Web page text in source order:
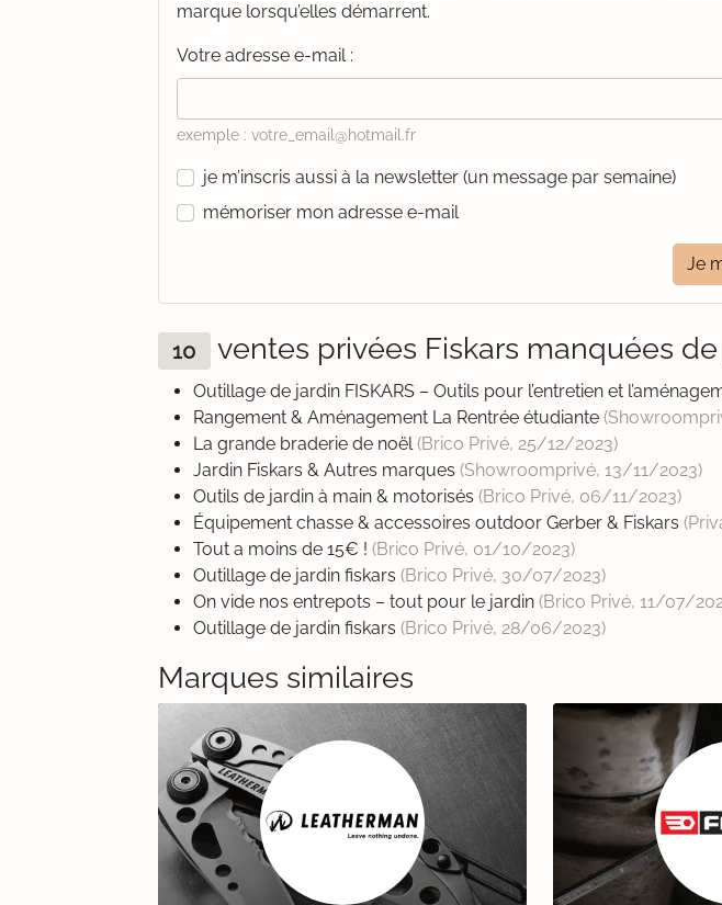
marque lorsqu’elles démarrent.
Votre adresse e-mail :
exemple : votre_email@hotmail.fr
je m’inscris aussi à la newsletter (un message par semaine)
mémoriser mon adresse e-mail
Je
10 ventes privées Fiskars manquées
Outillage de jardin FISKARS – Outils pour l’entretien et
Rangement & Aménagement La Rentrée étudiante
La grande braderie de noël(Brico Privé, 25/12/2023)
Jardin Fiskars & Autres marques (Showroomprivé, 13/11/2023)
Outils de jardin à main & motorisés (Brico Privé, 06/11/2023)
Équipement chasse & accessoires outdoor Gerber & Fiskars
Tout a moins de 15€ ! (Brico Privé, 01/10/2023)
Outillage de jardin fiskars (Brico Privé, 30/07/2023)
On vide nos entrepots – tout pour le jardin (Brico Privé, 11/07/
Outillage de jardin fiskars (Brico Privé, 28/06/2023)
Marques similaires